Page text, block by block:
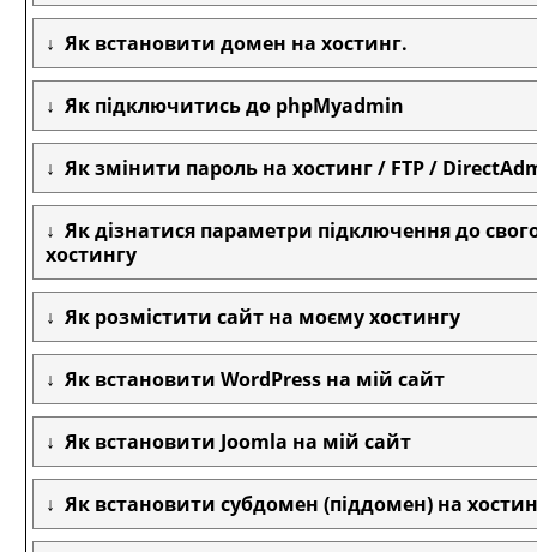
Як встановити домен на хостинг.
Як підключитись до phpMyadmin
Як змінити пароль на хостинг / FTP /
Як дізнатися параметри підключення до
хостингу
Як розмістити сайт на моєму хостингу
Як встановити WordPress на мій сайт
Як встановити Joomla на мій сайт
Як встановити субдомен (піддомен) на